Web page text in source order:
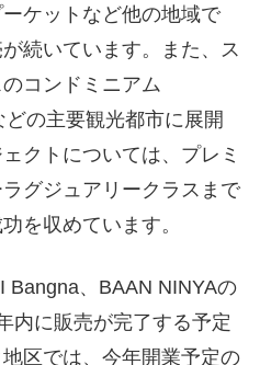
ケットなど他の地域で
続いています。また、ス
コンドミニアム
どの主要観光都市に展開
クトについては、プレミ
グジュアリークラスまで
を収めています。
Bangna、BAAN NINYAの
内に販売が完了する予定
区では、今年開業予定の